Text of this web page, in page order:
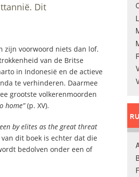
Dit
zijn voorwoord niets dan lof.
van de Britse
in Indonesië en de actieve
te verhinderen. Daarmee
grootste volkerenmoorden
home”(p. XV).
by elites as the great threat
dit boek is echter dat die
bedolven onder een of